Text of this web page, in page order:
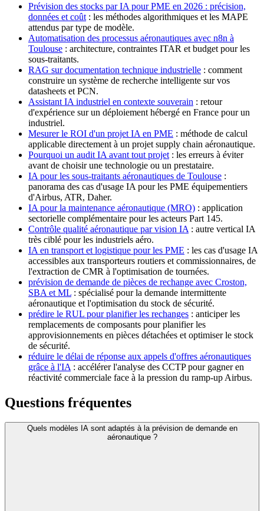
Prévision des stocks par IA pour PME en 2026 : précision,
données et coût : les méthodes algorithmiques et les MAPE
attendus par type de modèle.
Automatisation des processus aéronautiques avec n8n à
Toulouse : architecture, contraintes ITAR et budget pour les
sous-traitants.
RAG sur documentation technique industrielle : comment
construire un système de recherche intelligente sur vos
datasheets et PCN.
Assistant IA industriel en contexte souverain : retour
d'expérience sur un déploiement hébergé en France pour un
industriel.
Mesurer le ROI d'un projet IA en PME : méthode de calcul
applicable directement à un projet supply chain aéronautique.
Pourquoi un audit IA avant tout projet : les erreurs à éviter
avant de choisir une technologie ou un prestataire.
IA pour les sous-traitants aéronautiques de Toulouse :
panorama des cas d'usage IA pour les PME équipementiers
d'Airbus, ATR, Daher.
IA pour la maintenance aéronautique (MRO) : application
sectorielle complémentaire pour les acteurs Part 145.
Contrôle qualité aéronautique par vision IA : autre vertical IA
très ciblé pour les industriels aéro.
IA en transport et logistique pour les PME : les cas d'usage IA
accessibles aux transporteurs routiers et commissionnaires, de
l'extraction de CMR à l'optimisation de tournées.
prévision de demande de pièces de rechange avec Croston,
SBA et ML : spécialisé pour la demande intermittente
aéronautique et l'optimisation du stock de sécurité.
prédire le RUL pour planifier les rechanges : anticiper les
remplacements de composants pour planifier les
approvisionnements en pièces détachées et optimiser le stock
de sécurité.
réduire le délai de réponse aux appels d'offres aéronautiques
grâce à l'IA : accélérer l'analyse des CCTP pour gagner en
réactivité commerciale face à la pression du ramp-up Airbus.
Questions fréquentes
Quels modèles IA sont adaptés à la prévision de demande en
aéronautique ?